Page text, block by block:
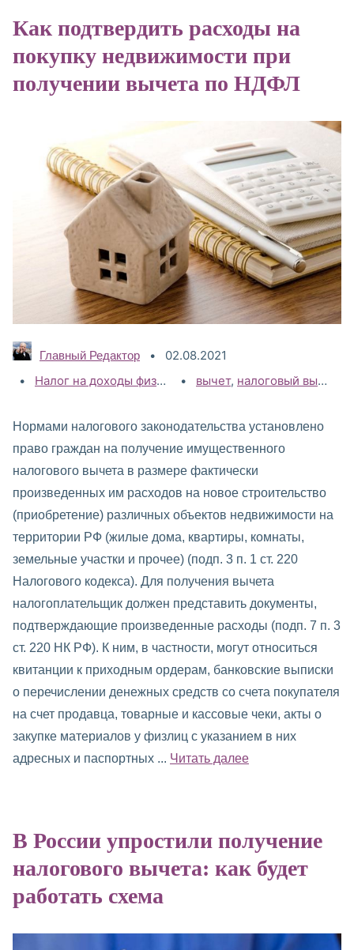
Как подтвердить расходы на
покупку недвижимости при
получении вычета по НДФЛ
Главный Редактор
02.08.2021
Категории:
Налог на доходы физических лиц (НДФЛ) ,НДФЛ 2021
Теги:
вычет, налоговый вычет на строительство
Нормами налогового законодательства установлено
право граждан на получение имущественного
налогового вычета в размере фактически
произведенных им расходов на новое строительство
(приобретение) различных объектов недвижимости на
территории РФ (жилые дома, квартиры, комнаты,
земельные участки и прочее) (подп. 3 п. 1 ст. 220
Налогового кодекса). Для получения вычета
налогоплательщик должен представить документы,
подтверждающие произведенные расходы (подп. 7 п. 3
ст. 220 НК РФ). К ним, в частности, могут относиться
квитанции к приходным ордерам, банковские выписки
о перечислении денежных средств со счета покупателя
на счет продавца, товарные и кассовые чеки, акты о
закупке материалов у физлиц с указанием в них
адресных и паспортных ... Читать далее
В России упростили получение
налогового вычета: как будет
работать схема